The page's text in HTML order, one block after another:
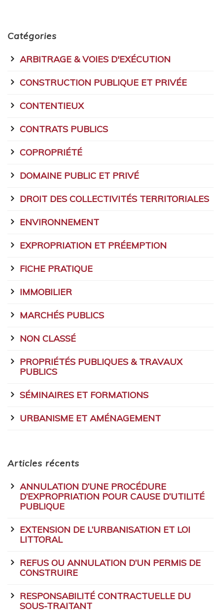
Catégories
ARBITRAGE & VOIES D'EXÉCUTION
CONSTRUCTION PUBLIQUE ET PRIVÉE
CONTENTIEUX
CONTRATS PUBLICS
COPROPRIÉTÉ
DOMAINE PUBLIC ET PRIVÉ
DROIT DES COLLECTIVITÉS TERRITORIALES
ENVIRONNEMENT
EXPROPRIATION ET PRÉEMPTION
FICHE PRATIQUE
IMMOBILIER
MARCHÉS PUBLICS
NON CLASSÉ
PROPRIÉTÉS PUBLIQUES & TRAVAUX
PUBLICS
SÉMINAIRES ET FORMATIONS
URBANISME ET AMÉNAGEMENT
Articles récents
ANNULATION D’UNE PROCÉDURE
D’EXPROPRIATION POUR CAUSE D’UTILITÉ
PUBLIQUE
EXTENSION DE L’URBANISATION ET LOI
LITTORAL
REFUS OU ANNULATION D’UN PERMIS DE
CONSTRUIRE
RESPONSABILITÉ CONTRACTUELLE DU
SOUS-TRAITANT